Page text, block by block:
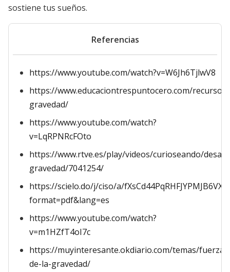
sostiene tus sueños.
Referencias
https://www.youtube.com/watch?v=W6Jh6TjlwV8
https://www.educaciontrespuntocero.com/
gravedad/
https://www.youtube.com/watch?
v=LqRPNRcFOto
https://www.rtve.es/play/videos/curioseando/
gravedad/7041254/
https://scielo.do/j/ciso/a/
format=pdf&lang=es
https://www.youtube.com/watch?
v=m1HZfT4oI7c
https://muyinteresante.okdiario.com/temas/fuerza-
de-la-gravedad/